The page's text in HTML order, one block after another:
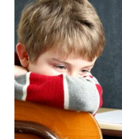
–
SES
SUR
LE
COVID